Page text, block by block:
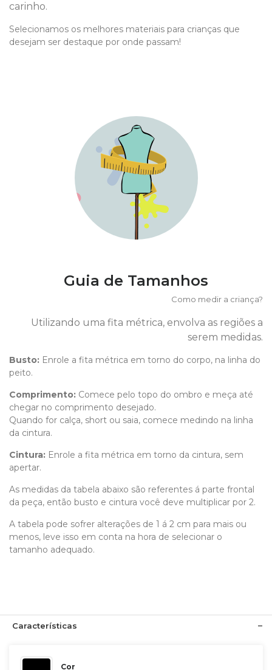
carinho.
Selecionamos os melhores materiais para crianças que
desejam ser destaque por onde passam!
Guia de Tamanhos
Como medir a criança?
Utilizando uma fita métrica, envolva as regiões a
serem medidas.
Busto: Enrole a fita métrica em torno do corpo, na linha do
peito.
Comprimento: Comece pelo topo do ombro e meça até
chegar no comprimento desejado.
Quando for calça, short ou saia, comece medindo na linha
da cintura.
Cintura: Enrole a fita métrica em torno da cintura, sem
apertar.
As medidas da tabela abaixo são referentes á parte frontal
da peça, então busto e cintura você deve multiplicar por 2.
A tabela pode sofrer alterações de 1 á 2 cm para mais ou
menos, leve isso em conta na hora de selecionar o
tamanho adequado.
Características
Cor